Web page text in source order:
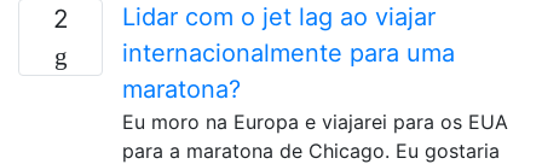
2
Lidar com o jet lag ao viajar
internacionalmente para uma
maratona?
Eu moro na Europa e viajarei para os EUA
para a maratona de Chicago. Eu gostaria